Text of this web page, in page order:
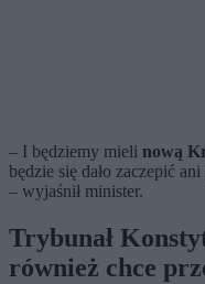
– I będziemy mieli nową
będzie się dało zaczepić
– wyjaśnił minister.
Trybunał
również chce